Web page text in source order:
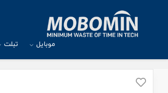
موبایل تبلت